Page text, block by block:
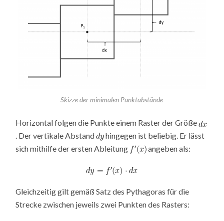
Skizze der minimalen Punktabstände
Horizontal folgen die Punkte einem Raster der Größe
. Der vertikale Abstand
hingegen ist beliebig. Er lässt
sich mithilfe der ersten Ableitung
angeben als:
Gleichzeitig gilt gemäß Satz des Pythagoras für die
Strecke zwischen jeweils zwei Punkten des Rasters: